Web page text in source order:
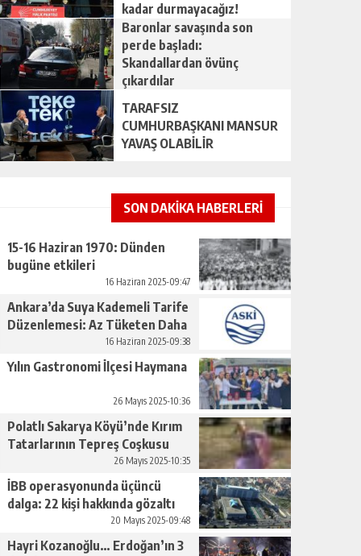
kadar durmayacağız!
Baronlar savaşında son
perde başladı:
Skandallardan övünç
çıkardılar
TARAFSIZ
CUMHURBAŞKANI MANSUR
YAVAŞ OLABİLİR
SON DAKİKA HABERLERİ
15-16 Haziran 1970: Dünden
bugüne etkileri
16 Haziran 2025-09:47
Ankara’da Suya Kademeli Tarife
Düzenlemesi: Az Tüketen Daha
16 Haziran 2025-09:38
Yılın Gastronomi İlçesi Haymana
26 Mayıs 2025-10:36
Polatlı Sakarya Köyü’nde Kırım
Tatarlarının Tepreş Coşkusu
26 Mayıs 2025-10:35
İBB operasyonunda üçüncü
dalga: 22 kişi hakkında gözaltı
20 Mayıs 2025-09:48
Hayri Kozanoğlu… Erdoğan’ın 3